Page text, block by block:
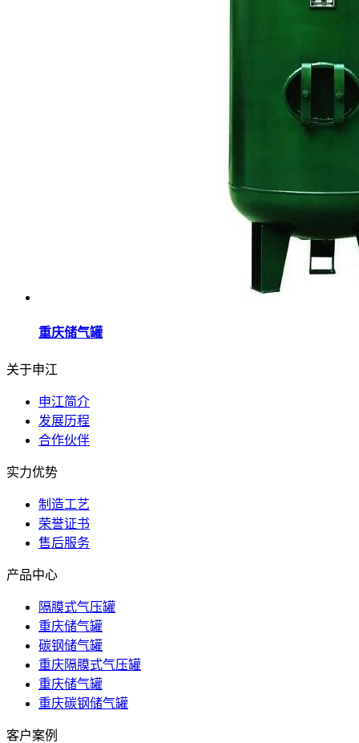
重庆储气罐
关于申江
申江简介
发展历程
合作伙伴
实力优势
制造工艺
荣誉证书
售后服务
产品中心
隔膜式气压罐
重庆储气罐
碳钢储气罐
重庆隔膜式气压罐
重庆储气罐
重庆碳钢储气罐
客户案例